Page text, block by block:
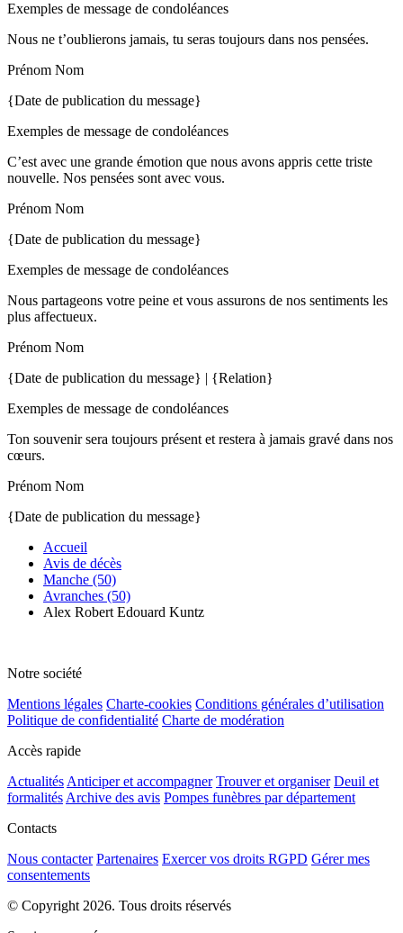
Exemples de message de condoléances
Nous ne t’oublierons jamais, tu seras toujours dans nos pensées.
Prénom Nom
{Date de publication du message}
Exemples de message de condoléances
C’est avec une grande émotion que nous avons appris cette triste
nouvelle. Nos pensées sont avec vous.
Prénom Nom
{Date de publication du message}
Exemples de message de condoléances
Nous partageons votre peine et vous assurons de nos sentiments les
plus affectueux.
Prénom Nom
{Date de publication du message} | {Relation}
Exemples de message de condoléances
Ton souvenir sera toujours présent et restera à jamais gravé dans nos
cœurs.
Prénom Nom
{Date de publication du message}
Accueil
Avis de décès
Manche (50)
Avranches (50)
Alex Robert Edouard Kuntz
Notre société
Mentions légales Charte-cookies Conditions générales d’utilisation
Politique de confidentialité Charte de modération
Accès rapide
Actualités Anticiper et accompagner Trouver et organiser Deuil et
formalités Archive des avis Pompes funèbres par département
Contacts
Nous contacter Partenaires Exercer vos droits RGPD Gérer mes
consentements
© Copyright 2026. Tous droits réservés